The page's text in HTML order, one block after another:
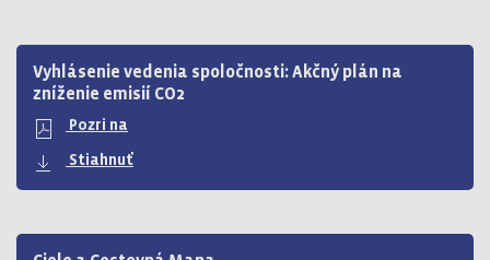
Vyhlásenie vedenia spoločnosti: Akčný plán na
zníženie emisií CO2
Pozri na
Stiahnuť